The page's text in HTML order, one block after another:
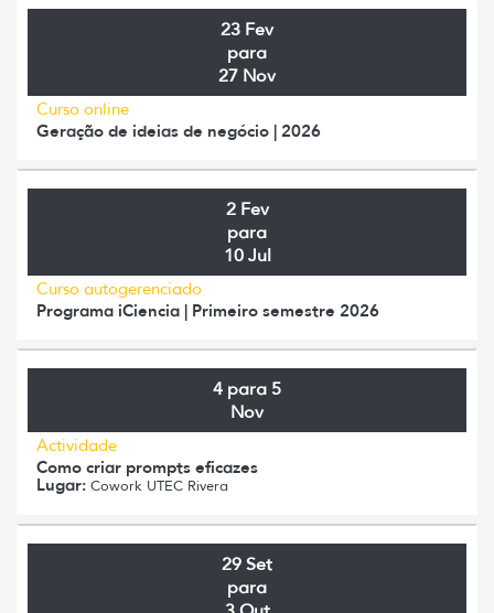
23 Fev
para
27 Nov
Curso online
Geração de ideias de negócio | 2026
2 Fev
para
10 Jul
Curso autogerenciado
Programa iCiencia | Primeiro semestre 2026
4 para 5
Nov
Actividade
Como criar prompts eficazes
Lugar: Cowork UTEC Rivera
29 Set
para